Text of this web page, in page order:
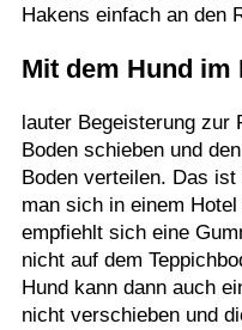
Hakens einfach an den
Mit dem Hund im
lauter Begeisterung zur
Boden schieben und
Boden verteilen. Das
man sich in einem
empfiehlt sich eine
nicht auf dem
Hund kann dann auch
nicht verschieben und